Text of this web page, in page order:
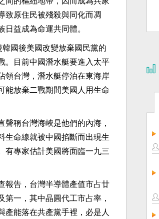
致原住民被殘殺與同化而凋
益成為命運共同體。
國後美國改變放棄國民黨的
。目前中國潛水艇要進入太平
領台灣，潛水艇停泊在東海岸
能放棄二戰期間美國人用生命
稱台灣海峽是他們的內海，
生命線就被中國掐斷而出現生
有專家估計美國將面臨一九三
報告，台灣半導體產值市占廿
一，其中晶圓代工市占率，
產能落在共產黨手裡，必是人